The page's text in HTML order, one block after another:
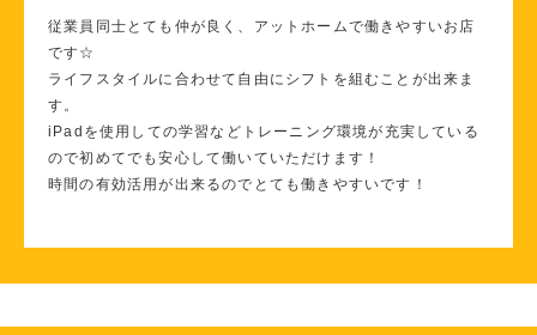
従業員同士とても仲が良く、アットホームで働きやすいお店
です☆
ライフスタイルに合わせて自由にシフトを組むことが出来ま
す。
iPadを使用しての学習などトレーニング環境が充実している
ので初めてでも安心して働いていただけます！
時間の有効活用が出来るのでとても働きやすいです！